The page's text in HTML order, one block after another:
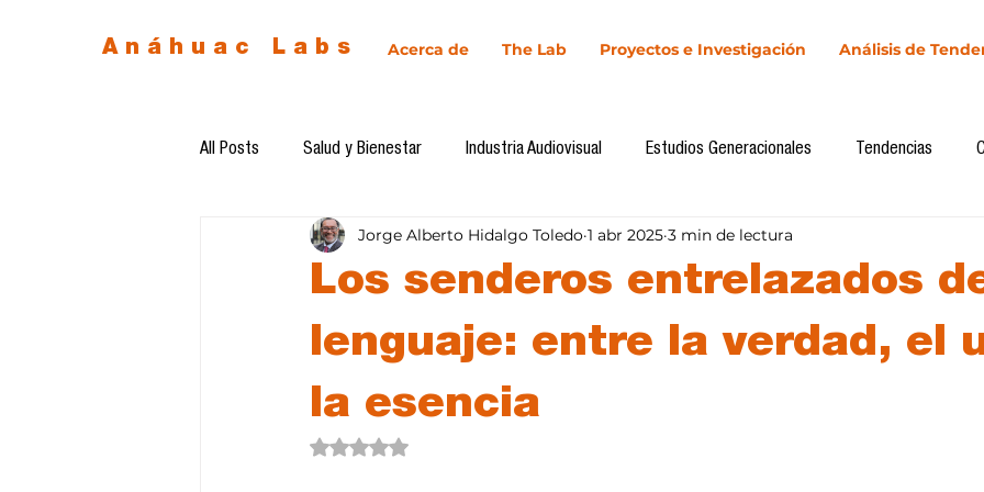
Anáhuac Labs Acerca de The Lab Proyectos e Investigación Análisis de
All Posts Salud y Bienestar Industria Audiovisual Estudios Generacionales Tendencias
Egresados Inteligencia Artificial Cultura Digital Comunicación y Sociedad
Diseño de futuro Ética de la Comunicación Investigación CICA/Sintaxis
Software del mes Cursos Casos de estudio
Los senderos entrelazados
lenguaje: entre la verdad, el
la esencia
Jorge Alberto Hidalgo Toledo 1 abr 2025 3 min de lectura
Obtuvo NaN de 5 estrellas.